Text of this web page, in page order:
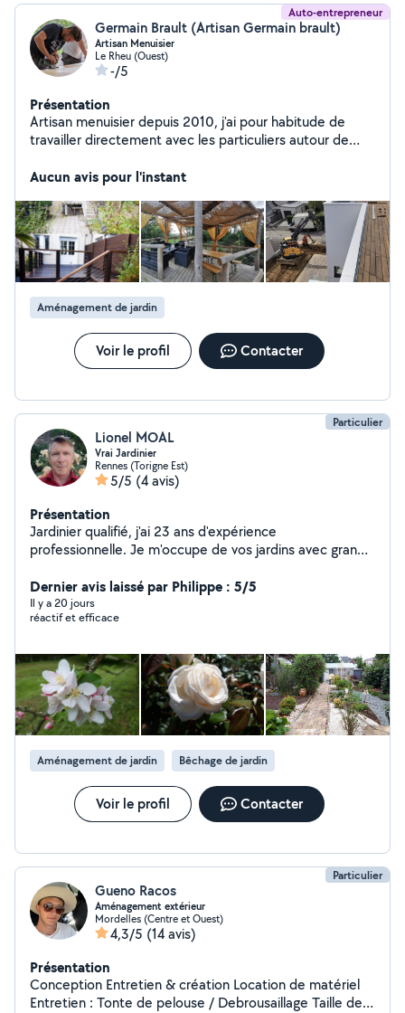
Auto-entrepreneur
Germain Brault (Artisan Germain brault)
Artisan Menuisier
Le Rheu (Ouest)
-/5
Présentation
Artisan menuisier depuis 2010, j'ai pour habitude de
travailler directement avec les particuliers autour de
la réalisation de vos projets sur mesure. Je réalise des
Bureaux /Bibliothèque - Parquet ... Ainsi que la
fabrication d'aménagement extérieur bois comme: -
Pergola bois - Carport double - Terrasse / Pilotis - Salon
de jardin bois... Si vous souhaitez un devis gratuit je
reste joignable par téléphone ou par mail.
Aucun avis pour l'instant
Aménagement de jardin
Voir le profil Contacter
Particulier
Lionel MOAL
Vrai Jardinier
Rennes (Torigne Est)
5/5 (4 avis)
Présentation
Jardinier qualifié, j'ai 23 ans d'expérience
professionnelle. Je m'occupe de vos jardins avec grand
connaissance des végétaux, je conçois le jardin aussi
beau que possible. J'interviens sur l'ensemble de
Rennes Métropole, ainsi que sur la côte, de St Malo à St
service CESU.
Dernier avis laissé par Philippe : 5/5
Il y a 20 jours
réactif et efficace
Aménagement de jardin Bêchage de jardin
Voir le profil Contacter
Particulier
Gueno Racos
Aménagement extérieur
Mordelles (Centre et Ouest)
4,3/5 (14 avis)
Présentation
Conception Entretien & création Location de matériel
Entretien : Tonte de pelouse / Debrousaillage Taille de